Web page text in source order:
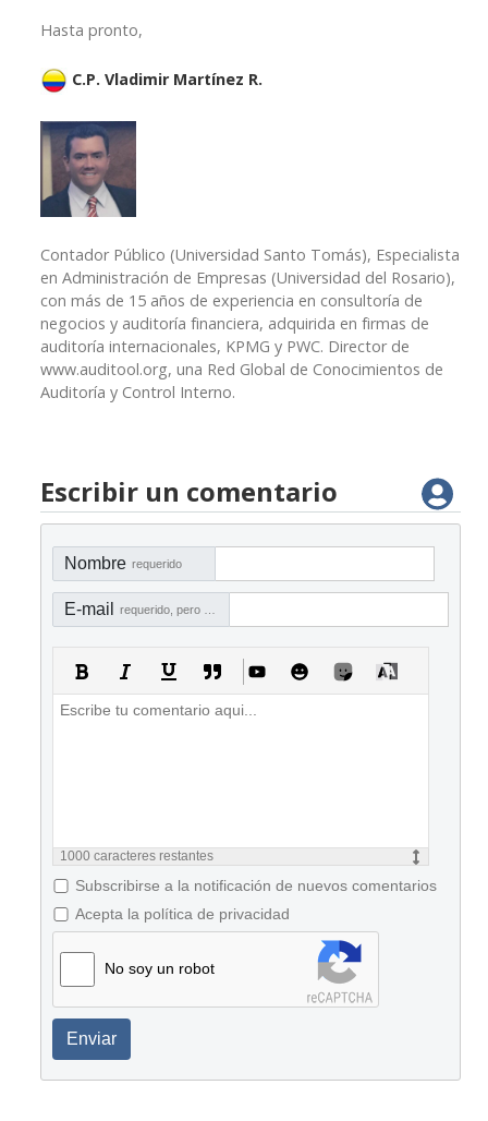
Hasta pronto,
C.P. Vladimir Martínez R.
Contador Público (Universidad Santo Tomás), Especialista
en Administración de Empresas (Universidad del Rosario),
con más de 15 años de experiencia en consultoría de
negocios y auditoría financiera, adquirida en firmas de
auditoría internacionales, KPMG y PWC. Director de
www.auditool.org, una Red Global de Conocimientos de
Auditoría y Control Interno.
Escribir un comentario
Nombre requerido
E-mail
1000 caracteres restantes
Subscribirse a la notificación de nuevos comentarios
Acepta la política de privacidad
No soy un robot
Enviar